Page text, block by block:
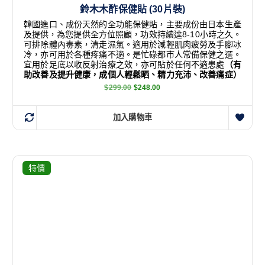
鈴木木酢保健貼 (30片裝)
韓國進口、成份天然的全功能保健貼，主要成份由日本生產
及提供，為您提供全方位照顧，功效持續達8-10小時之久。
可排除體內毒素，清走濕氣。適用於減輕肌肉疲勞及手腳冰
冷，亦可用於各種疼痛不適。是忙碌都市人常備保健之選。
宜用於足底以收反射治療之效，亦可貼於任何不適患處 （有
助改善及提升健康，成個人輕鬆晒、精力充沛、改善痛症）
$299.00 $248.00
加入購物車
特價